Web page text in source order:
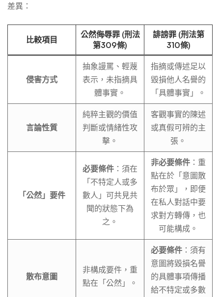
差異：
比較項目
公然侮辱罪 (刑法
第309條)
誹謗罪 (刑法第
310條)
侵害方式
抽象謾罵、輕蔑
表示，未指摘具
體事實。
指摘或傳述足以
毀損他人名譽的
「具體事實」。
言論性質
純粹主觀的價值
判斷或情緒性攻
擊。
客觀事實的陳述
或真假可辨的主
張。
「公然」要件
必要條件 ：須在
「不特定人或多
數人」可共見共
聞的狀態下為
之。
非必要條件 ：重
點在於「意圖散
布於眾」，即便
在私人對話中要
求對方轉傳，也
可能構成。
散布意圖
非構成要件，重
點在「公然」。
必要條件 ：須有
意圖將毀損名譽
的具體事項傳播
給不特定或多數